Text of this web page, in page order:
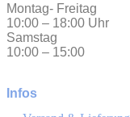
Montag- Freitag
10:00 – 18:00 Uhr
Samstag
10:00 – 15:00
Infos